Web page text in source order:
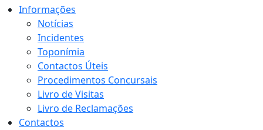
Informações
Notícias
Incidentes
Toponímia
Contactos Úteis
Procedimentos Concursais
Livro de Visitas
Livro de Reclamações
Contactos